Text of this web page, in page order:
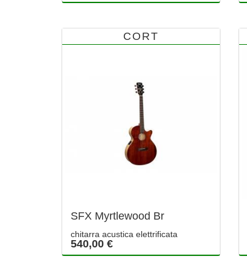
CORT
SFX Myrtlewood Br
chitarra acustica elettrificata
540,00 €